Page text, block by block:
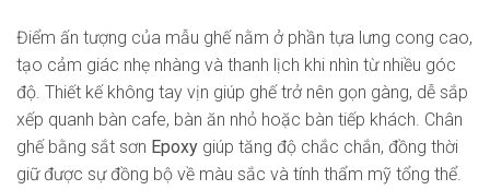
Điểm ấn tượng của mẫu ghế nằm ở phần tựa lưng cong cao,
tạo cảm giác nhẹ nhàng và thanh lịch khi nhìn từ nhiều góc
độ. Thiết kế không tay vịn giúp ghế trở nên gọn gàng, dễ sắp
xếp quanh bàn cafe, bàn ăn nhỏ hoặc bàn tiếp khách. Chân
ghế bằng sắt sơn Epoxy giúp tăng độ chắc chắn, đồng thời
giữ được sự đồng bộ về màu sắc và tính thẩm mỹ tổng thể.